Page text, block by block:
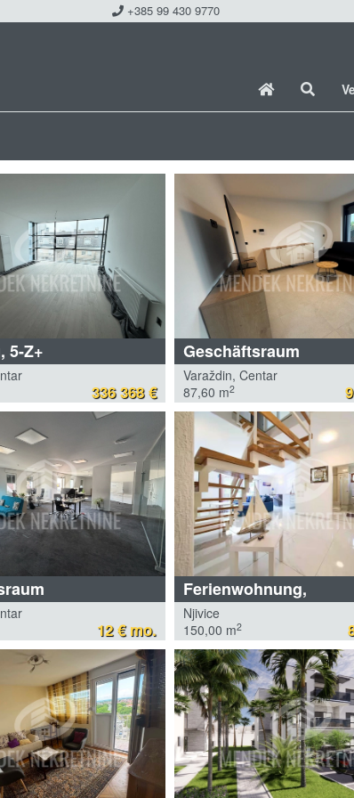
+385 99 430 9770
5-Z+
336 368 €
Geschäftsraum
Varaždin, Centar
87,60 m2
12 € mo.
Ferienwohnung,
Njivice
150,00 m2